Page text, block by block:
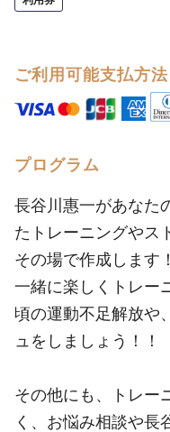
ご利用可能支払方法
プログラム
長谷川惠一があなた
たトレーニングやス
その場で作成します！
一緒に楽しくトレー
頃の運動不足解放や
ュをしましょう！！
その他にも、トレー
く、お悩み相談や長